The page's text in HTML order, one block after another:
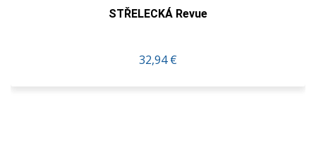
STŘELECKÁ Revue
32,94 €